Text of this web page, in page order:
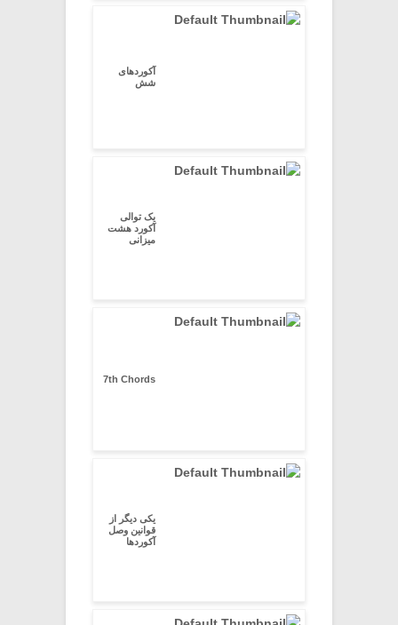
آکوردهای
شش
یک توالی
آکورد هشت
میزانی
7th Chords
یکی دیگر از
قوانین وصل
آکوردها